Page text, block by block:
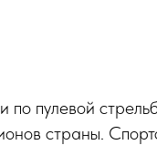
пулевой
страны.